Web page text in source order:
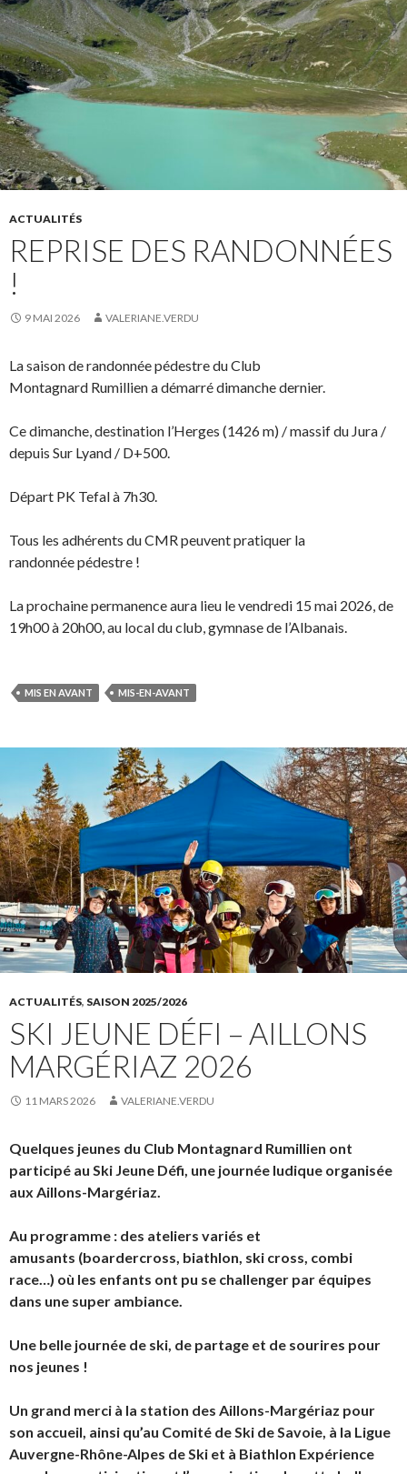
ACTUALITÉS
REPRISE DES RANDONNÉES
!
9 MAI 2026 VALERIANE.VERDU
La saison de randonnée pédestre du Club
Montagnard Rumillien a démarré dimanche dernier.
Ce dimanche, destination l’Herges (1426 m) / massif du Jura /
depuis Sur Lyand / D+500.
Départ PK Tefal à 7h30.
Tous les adhérents du CMR peuvent pratiquer la
randonnée pédestre !
La prochaine permanence aura lieu le vendredi 15 mai 2026, de
19h00 à 20h00, au local du club, gymnase de l’Albanais.
MIS EN AVANT MIS-EN-AVANT
ACTUALITÉS, SAISON 2025/2026
SKI JEUNE DÉFI – AILLONS
MARGÉRIAZ 2026
11 MARS 2026 VALERIANE.VERDU
Quelques jeunes du Club Montagnard Rumillien ont
participé au Ski Jeune Défi, une journée ludique organisée
aux Aillons-Margériaz.
Au programme : des ateliers variés et
amusants (boardercross, biathlon, ski cross, combi
race…) où les enfants ont pu se challenger par équipes
dans une super ambiance.
Une belle journée de ski, de partage et de sourires pour
nos jeunes !
Un grand merci à la station des Aillons-Margériaz pour
son accueil, ainsi qu’au Comité de Ski de Savoie, à la Ligue
Auvergne-Rhône-Alpes de Ski et à Biathlon Expérience